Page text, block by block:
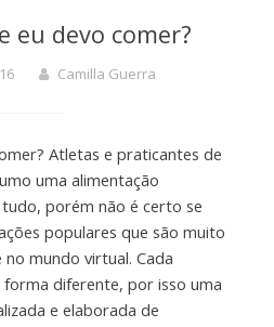
eu devo comer?
Camilla Guerra
Atletas e praticantes de
uma alimentação
porém não é certo se
populares que são muito
mundo virtual. Cada
diferente, por isso uma
e elaborada de